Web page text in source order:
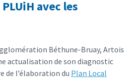
avec les
Béthune-Bruay, Artois
actualisation de son diagnostic
de l’élaboration du Plan Local